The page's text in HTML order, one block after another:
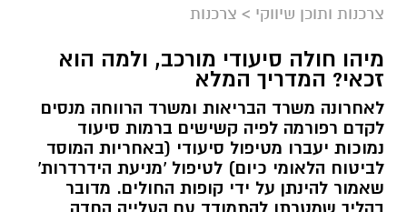
צרכנות ותוכן שיווקי > צרכנות
מיהו חולה סיעודי מורכב, ולמה הוא
זכאי? המדריך המלא
לאחרונה משרד הבריאות ומשרד הרווחה מנסים
לקדם רפורמה לפיה קשישים ברמות סיעוד
נמוכות יעברו מטיפול סיעודי (באחריות המוסד
לביטוח הלאומי כיום) לטיפול 'מניעת הידרדרות'
שאמור להינתן על ידי קופות החולים. מדובר